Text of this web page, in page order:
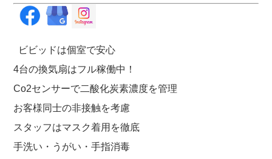
ビビッドは個室で安心
4台の換気扇はフル稼働中！
Co2センサーで二酸化炭素濃度を管理
お客様同士の非接触を考慮
スタッフはマスク着用を徹底
手洗い・うがい・手指消毒